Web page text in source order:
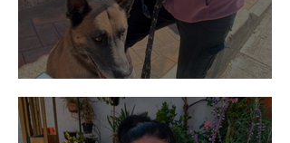
Morris